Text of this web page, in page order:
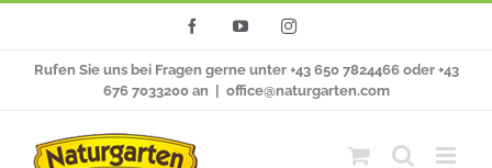
FacebookYouTubeInstagram
Rufen Sie uns bei Fragen gerne unter +43 650 7824466 oder +43
676 7033200 an
office@naturgarten.com